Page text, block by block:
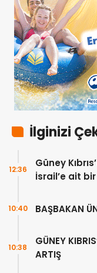
İlginizi
Güney
İsrail’e ait
12:36
BAŞBAKAN
10:40
GÜNEY
ARTIŞ
10:38